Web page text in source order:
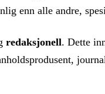
enn alle andre,
redaksjonell. Dette